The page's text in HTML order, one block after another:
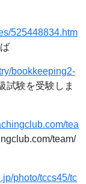
525448834.htm
bookkeeping2-
試験を受験しま
tea
team/
photo/tccs45/tc